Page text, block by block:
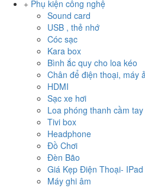
Phụ kiện công nghệ
Sound card
USB , thẻ nhớ
Cóc sạc
Kara box
Bình ắc quy cho loa kéo
Chân để điện thoại, máy
HDMI
Sạc xe hơi
Loa phóng thanh cầm
Tivi box
Headphone
Đồ Chơi
Đèn Bão
Giá Kẹp Điện Thoại- IPad
Máy ghi âm